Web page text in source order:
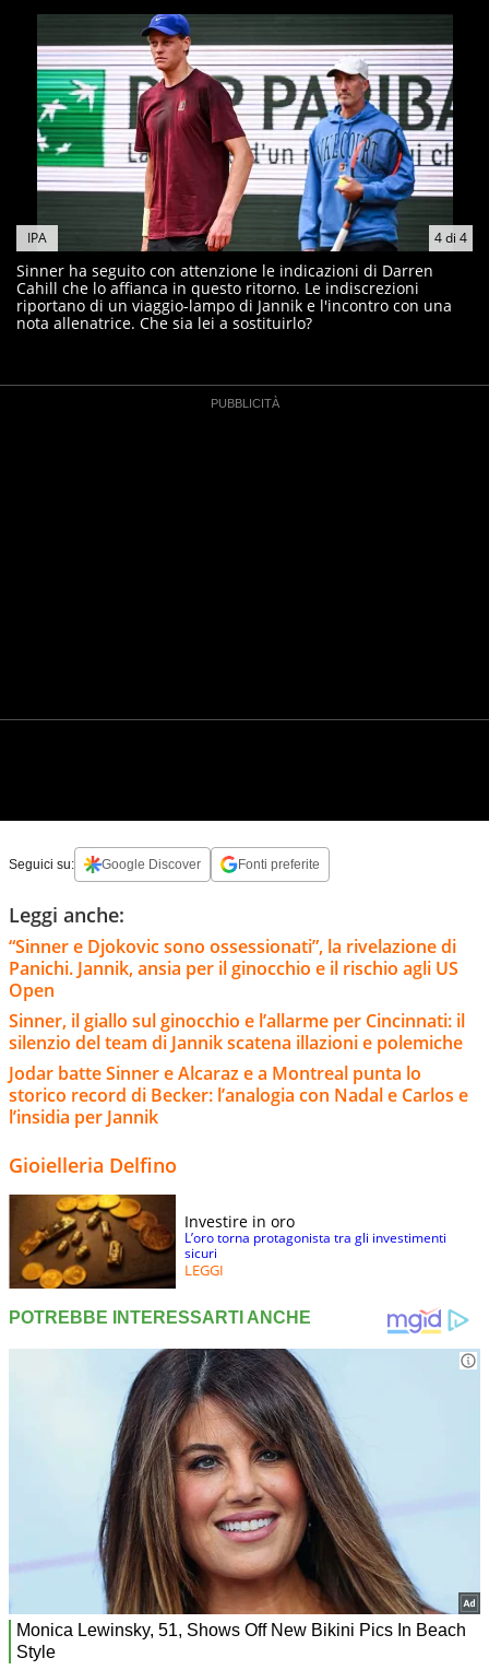
4di 4
IPA
Sinner ha seguito con attenzione le indicazioni di Darren
Cahill che lo affianca in questo ritorno. Le indiscrezioni
riportano di un viaggio-lampo di Jannik e l'incontro con una
nota allenatrice. Che sia lei a sostituirlo?
Seguici su: Google Discover Fonti preferite
Leggi anche:
“Sinner e Djokovic sono ossessionati”, la rivelazione di
Panichi. Jannik, ansia per il ginocchio e il rischio agli US
Open
Sinner, il giallo sul ginocchio e l’allarme per Cincinnati: il
silenzio del team di Jannik scatena illazioni e polemiche
Jodar batte Sinner e Alcaraz e a Montreal punta lo
storico record di Becker: l’analogia con Nadal e Carlos e
l’insidia per Jannik
Gioielleria Delfino
Investire in oro
L’oro torna protagonista tra gli investimenti
sicuri
LEGGI